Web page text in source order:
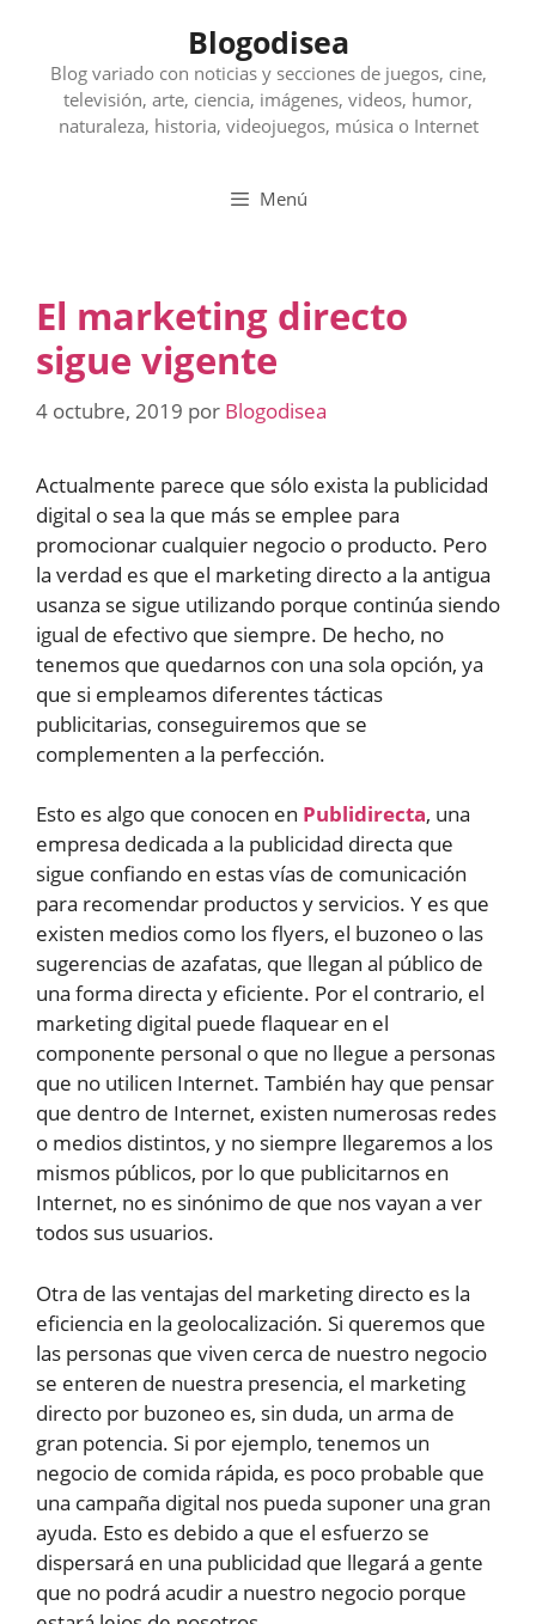
contenido
Blogodisea
Blog variado con noticias y secciones de juegos, cine,
televisión, arte, ciencia, imágenes, videos, humor,
naturaleza, historia, videojuegos, música o Internet
Menú
El marketing directo
sigue vigente
4 octubre, 2019 por Blogodisea
Actualmente parece que sólo exista la publicidad
digital o sea la que más se emplee para
promocionar cualquier negocio o producto. Pero
la verdad es que el marketing directo a la antigua
usanza se sigue utilizando porque continúa siendo
igual de efectivo que siempre. De hecho, no
tenemos que quedarnos con una sola opción, ya
que si empleamos diferentes tácticas
publicitarias, conseguiremos que se
complementen a la perfección.
Esto es algo que conocen en Publidirecta, una
empresa dedicada a la publicidad directa que
sigue confiando en estas vías de comunicación
para recomendar productos y servicios. Y es que
existen medios como los flyers, el buzoneo o las
sugerencias de azafatas, que llegan al público de
una forma directa y eficiente. Por el contrario, el
marketing digital puede flaquear en el
componente personal o que no llegue a personas
que no utilicen Internet. También hay que pensar
que dentro de Internet, existen numerosas redes
o medios distintos, y no siempre llegaremos a los
mismos públicos, por lo que publicitarnos en
Internet, no es sinónimo de que nos vayan a ver
todos sus usuarios.
Otra de las ventajas del marketing directo es la
eficiencia en la geolocalización. Si queremos que
las personas que viven cerca de nuestro negocio
se enteren de nuestra presencia, el marketing
directo por buzoneo es, sin duda, un arma de
gran potencia. Si por ejemplo, tenemos un
negocio de comida rápida, es poco probable que
una campaña digital nos pueda suponer una gran
ayuda. Esto es debido a que el esfuerzo se
dispersará en una publicidad que llegará a gente
que no podrá acudir a nuestro negocio porque